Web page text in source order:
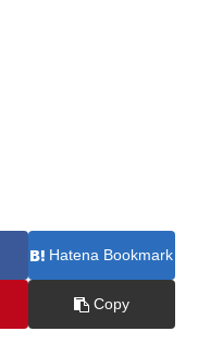
Hatena Bookmark
Copy